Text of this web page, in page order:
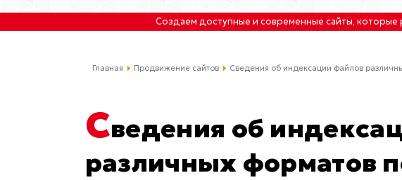
Создаем доступные и современные сайты, которые
Главная Продвижение сайтов Сведения об индексации файлов
Сведения об
различных форматов